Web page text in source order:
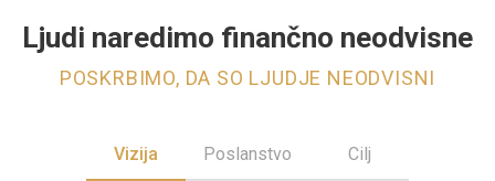
Ljudi naredimo finančno neodvisne
POSKRBIMO, DA SO LJUDJE NEODVISNI
Vizija Poslanstvo Cilj